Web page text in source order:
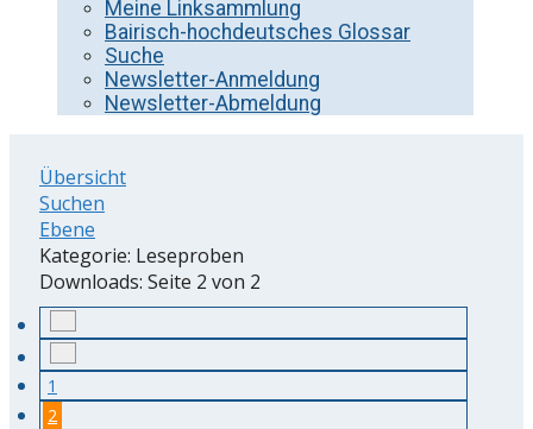
Meine Linksammlung
Bairisch-hochdeutsches Glossar
Suche
Newsletter-Anmeldung
Newsletter-Abmeldung
Übersicht
Suchen
Ebene
Kategorie: Leseproben
Downloads: Seite 2 von 2
1
2